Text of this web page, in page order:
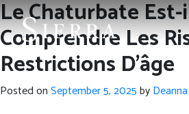
Le Chaturbate Est-
Comprendre Les
Restrictions D’âge
Posted onSeptember 5, 2025by